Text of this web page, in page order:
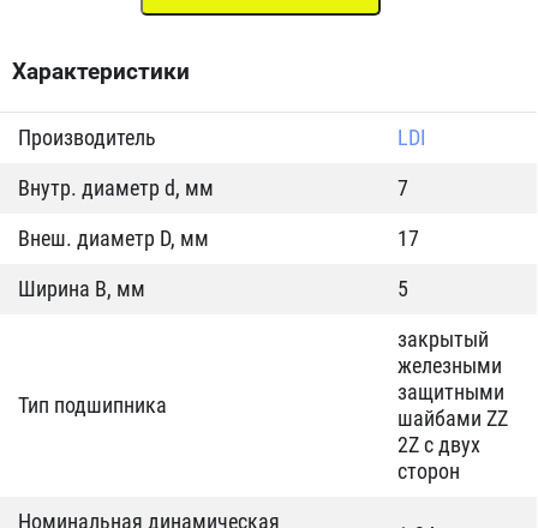
Характеристики
Производитель
LDI
Внутр. диаметр d, мм
7
Внеш. диаметр D, мм
17
Ширина B, мм
5
Тип подшипника
закрытый
железными
защитными
шайбами ZZ
2Z c двух
сторон
Номинальная динамическая